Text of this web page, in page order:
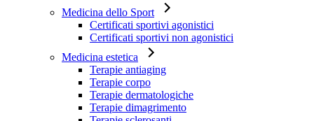
Medicina dello Sport
Certificati sportivi agonistici
Certificati sportivi non agonistici
Medicina estetica
Terapie antiaging
Terapie corpo
Terapie dermatologiche
Terapie dimagrimento